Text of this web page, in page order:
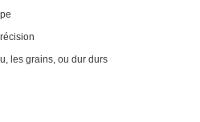
les grains, ou dur durs